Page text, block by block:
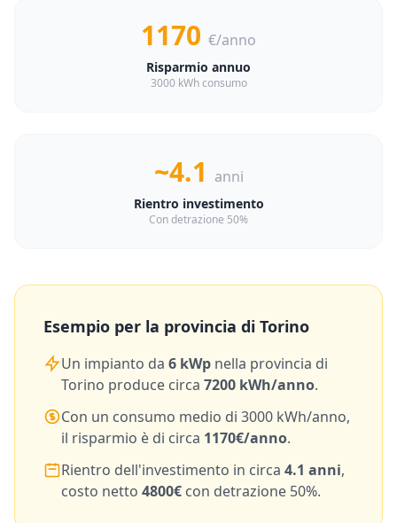
1170 €/anno
Risparmio annuo
3000 kWh consumo
~4.1 anni
Rientro investimento
Con detrazione 50%
Esempio per la provincia di Torino
Un impianto da 6 kWp nella provincia di
Torino produce circa 7200 kWh/anno.
Con un consumo medio di 3000 kWh/anno,
il risparmio è di circa 1170€/anno.
Rientro dell'investimento in circa 4.1 anni,
costo netto 4800€ con detrazione 50%.